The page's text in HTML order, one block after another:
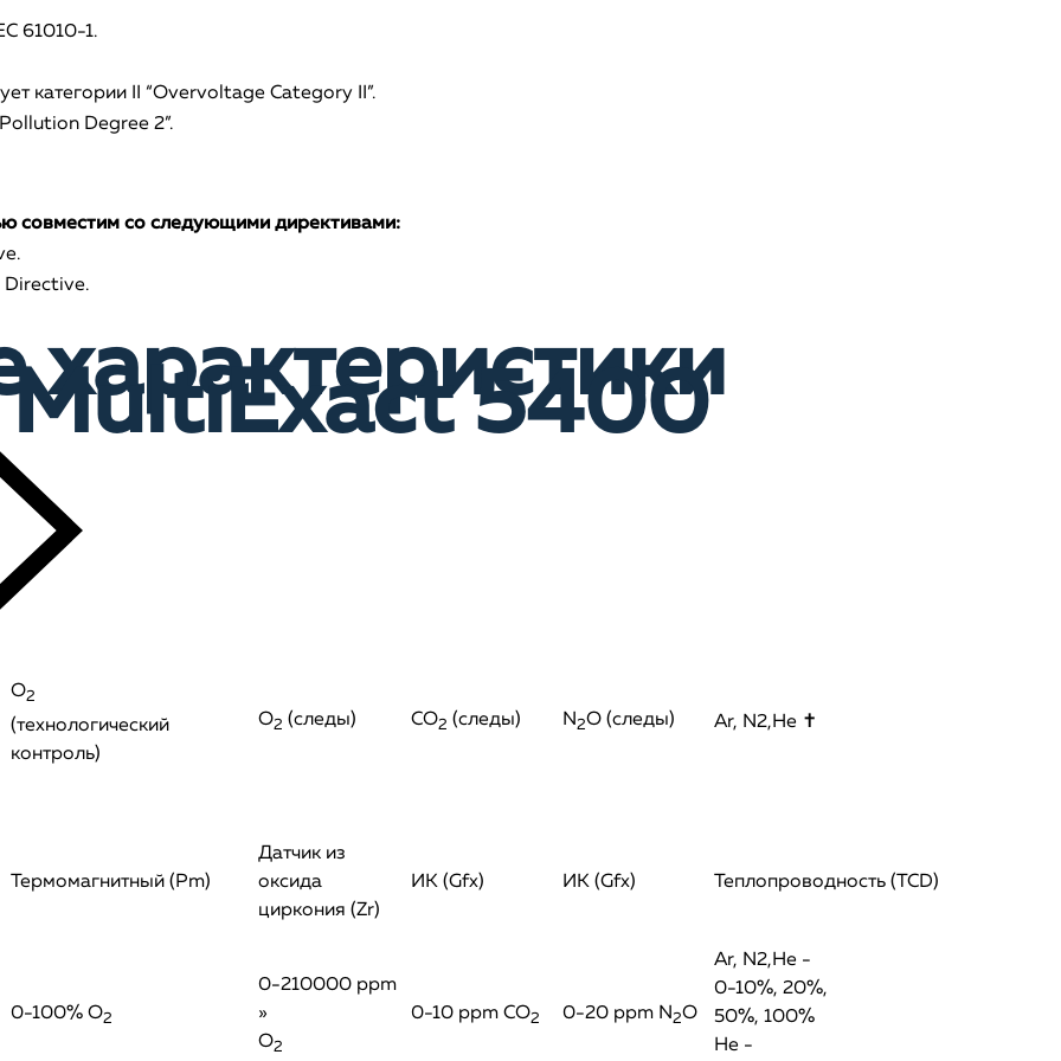
61010-1.
категории II “Overvoltage Category II”.
Degree 2”.
совместим со следующими директивами:
Directive.
характеристики
MultiExact 5400
O2
(технологический
контроль)
O2 (следы) CO2 (следы) N2O (следы) Ar, N2,He ✝
Термомагнитный (Pm)
Датчик из
оксида
циркония (Zr)
ИК (Gfx) ИК (Gfx) Теплопроводность (TCD)
0-100% O2
0-210000 ppm
»
O2
0-10 ppm CO2 0-20 ppm N2O
Ar, N2,He -
0-10%, 20%,
50%, 100%
He -